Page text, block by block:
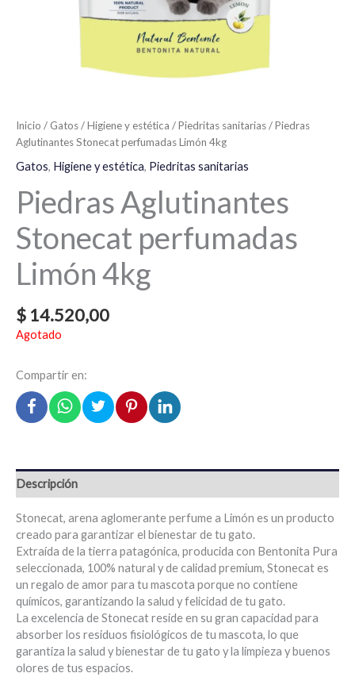
Inicio / Gatos/Higiene y estética /Piedritas sanitarias/ Piedras
Aglutinantes Stonecat perfumadas Limón 4kg
Gatos, Higiene y estética, Piedritas sanitarias
Piedras Aglutinantes
Stonecat perfumadas
Limón 4kg
$ 14.520,00
Agotado
Compartir en:
Descripción
Stonecat, arena aglomerante perfume a Limón es un producto
creado para garantizar el bienestar de tu gato.
Extraída de la tierra patagónica, producida con Bentonita Pura
seleccionada, 100% natural y de calidad premium, Stonecat es
un regalo de amor para tu mascota porque no contiene
químicos, garantizando la salud y felicidad de tu gato.
La excelencia de Stonecat reside en su gran capacidad para
absorber los residuos fisiológicos de tu mascota, lo que
garantiza la salud y bienestar de tu gato y la limpieza y buenos
olores de tus espacios.